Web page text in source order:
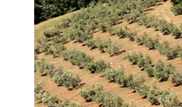
Potpore
PROGRAMSKO FINANCIRANJE
Izvještavanje po uredbi
Projekti Instituta
Dialogue4Tourism
REVIVE
WASTEREDUCE